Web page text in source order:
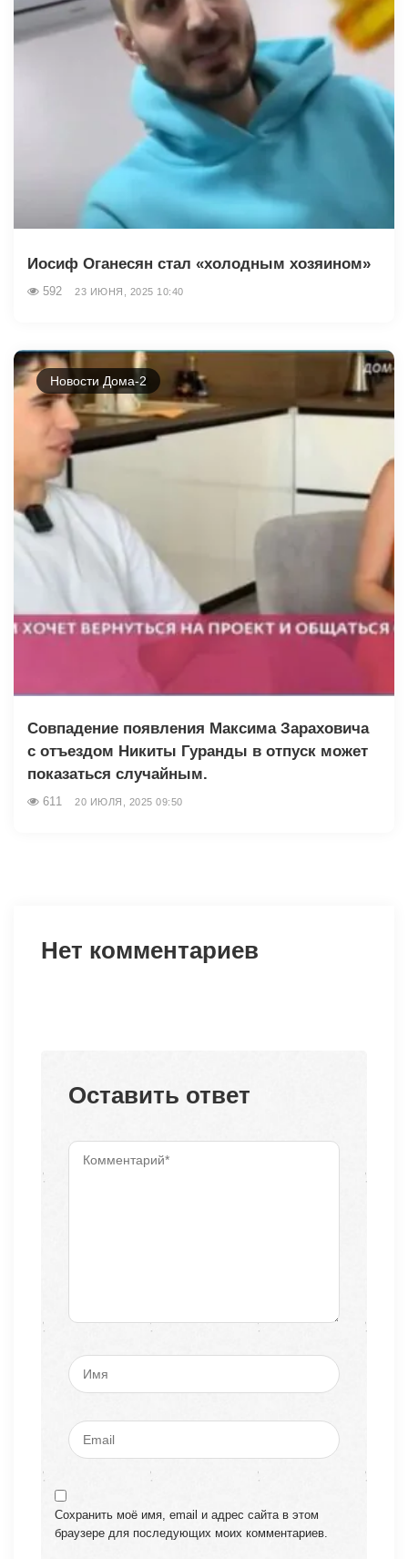
Иосиф Оганесян стал «холодным хозяином»
592 23 ИЮНЯ, 2025 10:40
Новости Дома-2
Совпадение появления Максима Зараховича
с отъездом Никиты Гуранды в отпуск может
показаться случайным.
611 20 ИЮЛЯ, 2025 09:50
Нет комментариев
Оставить ответ
Сохранить моё имя, email и адрес сайта в этом
браузере для последующих моих комментариев.